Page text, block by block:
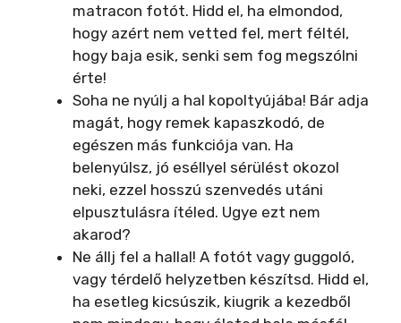
matracon fotót. Hidd el, ha elmondod,
hogy azért nem vetted fel, mert féltél,
hogy baja esik, senki sem fog megszólni
érte!
Soha ne nyúlj a hal kopoltyújába! Bár adja
magát, hogy remek kapaszkodó, de
egészen más funkciója van. Ha
belenyúlsz, jó eséllyel sérülést okozol
neki, ezzel hosszú szenvedés utáni
elpusztulásra ítéled. Ugye ezt nem
akarod?
Ne állj fel a hallal! A fotót vagy guggoló,
vagy térdelő helyzetben készítsd. Hidd el,
ha esetleg kicsúszik, kiugrik a kezedből